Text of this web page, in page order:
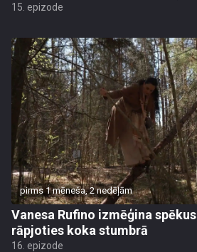
15. epizode
pirms 1 mēneša, 2 nedēļām
Vanesa Rufino izmēģina
rāpjoties koka stumbrā
16. epizode